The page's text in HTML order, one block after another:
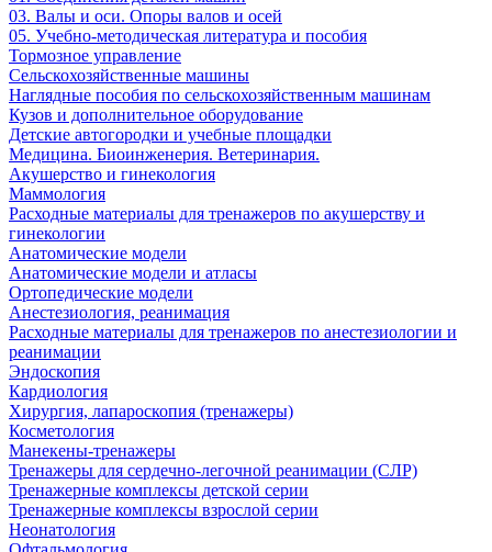
03. Валы и оси. Опоры валов и осей
05. Учебно-методическая литература и пособия
Тормозное управление
Сельскохозяйственные машины
Наглядные пособия по сельскохозяйственным машинам
Кузов и дополнительное оборудование
Детские автогородки и учебные площадки
Медицина. Биоинженерия. Ветеринария.
Акушерство и гинекология
Маммология
Расходные материалы для тренажеров по акушерству и
гинекологии
Анатомические модели
Анатомические модели и атласы
Ортопедические модели
Анестезиология, реанимация
Расходные материалы для тренажеров по анестезиологии и
реанимации
Эндоскопия
Кардиология
Хирургия, лапароскопия (тренажеры)
Косметология
Манекены-тренажеры
Тренажеры для сердечно-легочной реанимации (СЛР)
Тренажерные комплексы детской серии
Тренажерные комплексы взрослой серии
Неонатология